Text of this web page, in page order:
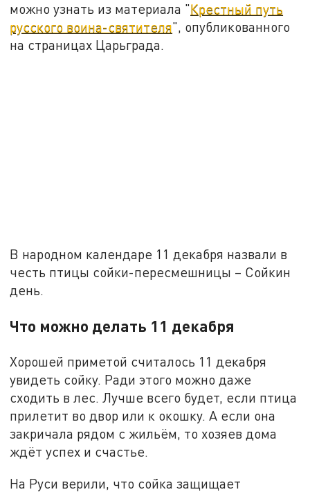
можно узнать из материала "Крестный путь
русского воина-святителя", опубликованного
на страницах Царьграда.
В народном календаре 11 декабря назвали в
честь птицы сойки-пересмешницы – Сойкин
день.
Что можно делать 11 декабря
Хорошей приметой считалось 11 декабря
увидеть сойку. Ради этого можно даже
сходить в лес. Лучше всего будет, если птица
прилетит во двор или к окошку. А если она
закричала рядом с жильём, то хозяев дома
ждёт успех и счастье.
На Руси верили, что сойка защищает